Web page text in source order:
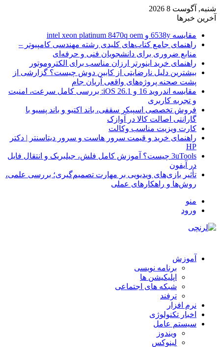
شنبه, آگوست 8 2026
آخرین خبرها
مقایسه 6538y و intel xeon platinum 8470q oem
راهنمای جامع کتاب‌های کلیدی رشته مهندسی کامپیوتر –
منابع ضروری برای دانشجویان فنی و حرفه‌ای
راهنمای خرید اینورتر ارزان مناسب برای الکتروموتور
بیشترین دلیل نارضایتی از کابین دوش چیست؟ گزارشی از
پشت صحنه پروژه‌های واقعی آریان جام
مقایسه اندروید 16 و iOS 26.1: بررسی کامل سرعت، امنیت
و تجربه کاربری
فروش تخصصی اسپیکر سقفی، باند اکتیو و باند پسیو با
گارانتی اصالت کالا در آوازک
کارت ویزیت مناسب وکالت
راهنمای خرید و قیمت سرور هاست و سرور دیتاسنتر | دکتر
HP
3uTools چیست؟ آموزش کامل فلش، جیلبریک و انتقال فایل
در آیفون
تأثیر بازی‌های ویدیویی بر مهارت تصمیم‌گیری؛ بررسی علمی،
روش‌ها و راهکارهای عملی
منو
ورود
آموزش
برنامه نویسی
اپلیکیشن ها
شبکه های اجتماعی
ترفند
نرم افزار
اخبار تکنولوژی
سیستم عامل
ویندوز
لینوکس